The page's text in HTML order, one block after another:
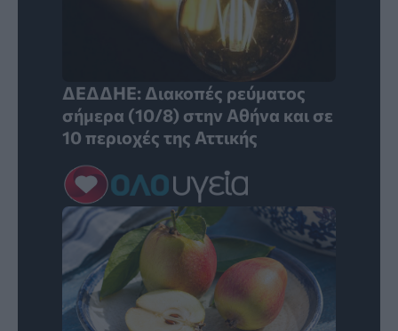
ΔΕΔΔΗΕ: Διακοπές ρεύματος
σήμερα (10/8) στην Αθήνα και σε
10 περιοχές της Αττικής